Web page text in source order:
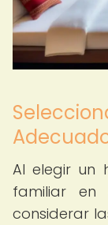
Al elegir un
familiar en
considerar